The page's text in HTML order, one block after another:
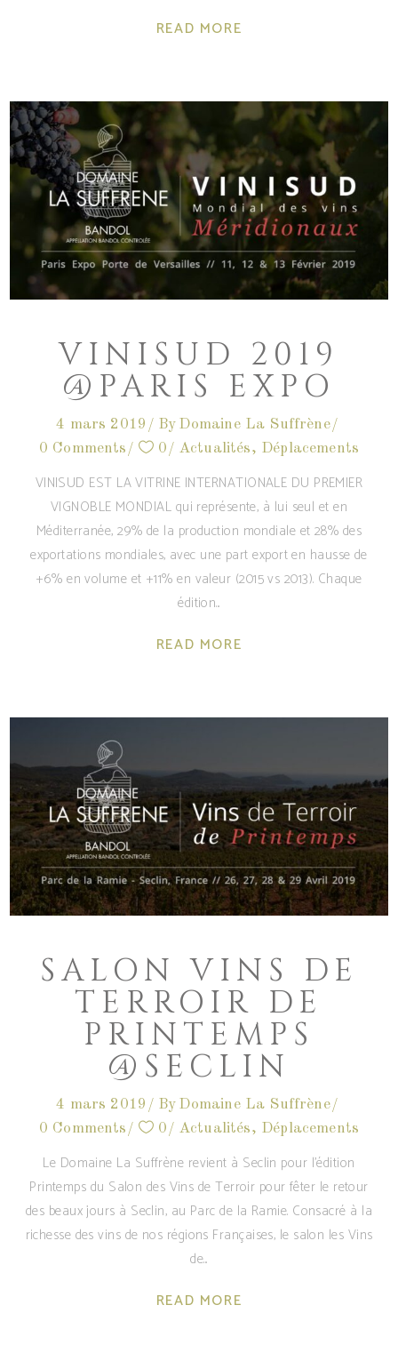
READ MORE
VINISUD 2019
@PARIS EXPO
4 mars 2019 By Domaine La Suffrène
0 Comments
0 Actualités, Déplacements
VINISUD EST LA VITRINE INTERNATIONALE DU PREMIER
VIGNOBLE MONDIAL qui représente, à lui seul et en
Méditerranée, 29% de la production mondiale et 28% des
exportations mondiales, avec une part export en hausse de
+6% en volume et +11% en valeur (2015 vs 2013). Chaque
édition
READ MORE
SALON VINS DE
TERROIR DE
PRINTEMPS
@SECLIN
4 mars 2019 By Domaine La Suffrène
0 Comments
0 Actualités, Déplacements
Le Domaine La Suffrène revient à Seclin pour l'édition
Printemps du Salon des Vins de Terroir pour fêter le retour
des beaux jours à Seclin, au Parc de la Ramie. Consacré à la
richesse des vins de nos régions Françaises, le salon les Vins
de
READ MORE